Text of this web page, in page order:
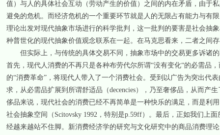
值）与人的具体社会互动（劳动产生的价值）之间的内在矛盾，由于
避免的危机。而经济危机的一个重要环节就是人的无限占有能力与有
理论出发对现代抽象市场进行的科学批判，这一批判的要害是社会抽
种普世化的现代抽象价值观念联系在一起。在马克思看来，二者之间
但实际上，与传统的具体交易不同，抽象市场中的交易更多诉诸的
首先，现代人消费的不再只是各种布劳代尔所谓“没有变化“的必需品
的“消费革命”，将现代人带入了一个消费社会。受到以广告为突出代
求，从必需品扩展到所谓舒适品（decencies），乃至奢侈品，从而产
侈品来说，现代社会的消费已经不再简单是一种快乐的满足，而是利
社会抽象空间（Scitovsky 1992，特别是p.59ff）。最后，正如我们上
经越来越站不住脚。新消费经济学的研究与文化研究中的商品消费理